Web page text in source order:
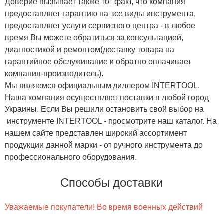
Доверие вызывает также тот факт, что компания
предоставляет гарантию на все виды инструмента,
предоставляет услуги сервисного центра - в любое
время Вы можете обратиться за консультацией,
диагностикой и ремонтом(доставку товара на
гарантийное обслуживание и обратно оплачивает
компания-производитель).
Мы являемся официальным диллером INTERTOOL.
Наша компания осуществляет поставки в любой город
Украины. Если Вы решили остановить свой выбор на
инструменте INTERTOOL - просмотрите наш каталог. На
нашем сайте представлен широкий ассортимент
продукции данной марки - от ручного инструмента до
профессионального оборудования.
Способы доставки
Уважаемые покупатели! Во время военных действий